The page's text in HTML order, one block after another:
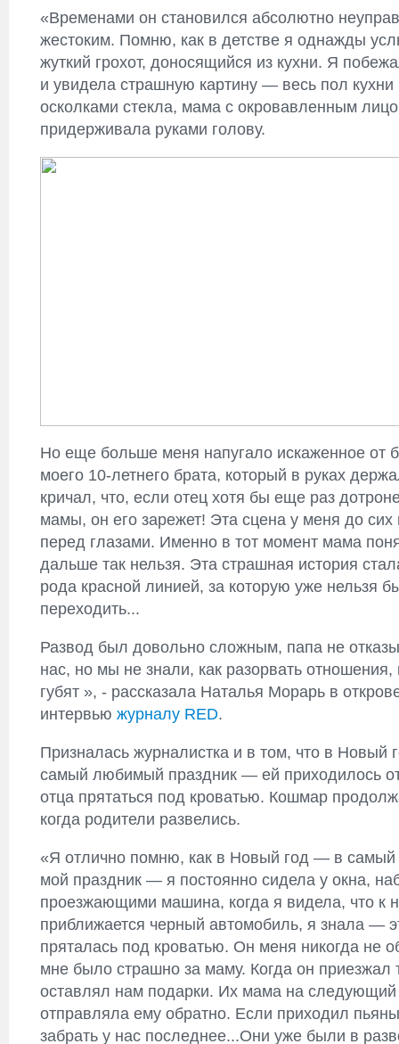
«Временами он становился абсолютно
жестоким. Помню, как в детстве я однажды
жуткий грохот, доносящийся из кухни. Я
и увидела страшную картину — весь пол
осколками стекла, мама с окровавленным
придерживала руками голову.
Но еще больше меня напугало искаженное от
моего 10-летнего брата, который в руках
кричал, что, если отец хотя бы еще раз
мамы, он его зарежет! Эта сцена у меня до сих
перед глазами. Именно в тот момент мама
дальше так нельзя. Эта страшная история
рода красной линией, за которую уже нельзя
переходить...
Развод был довольно сложным, папа не
нас, но мы не знали, как разорвать отношения,
губят », - рассказала Наталья Морарь в
интервью журналу RED.
Призналась журналистка и в том, что в Новый
самый любимый праздник — ей приходилось
отца прятаться под кроватью. Кошмар
когда родители развелись.
«Я отлично помню, как в Новый год — в
мой праздник — я постоянно сидела у окна,
проезжающими машина, когда я видела, что к
приближается черный автомобиль, я знала —
пряталась под кроватью. Он меня никогда не
мне было страшно за маму. Когда он приезжал
оставлял нам подарки. Их мама на
отправляла ему обратно. Если приходил
забрать у нас последнее...Они уже были в